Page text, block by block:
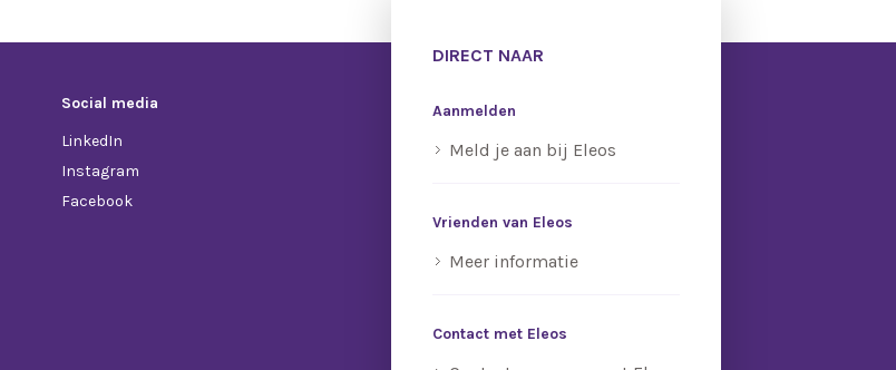
DIRECT NAAR
Aanmelden
Meld je aan bij Eleos
Vrienden van Eleos
Meer informatie
Contact met Eleos
Social media
LinkedIn
Instagram
Facebook